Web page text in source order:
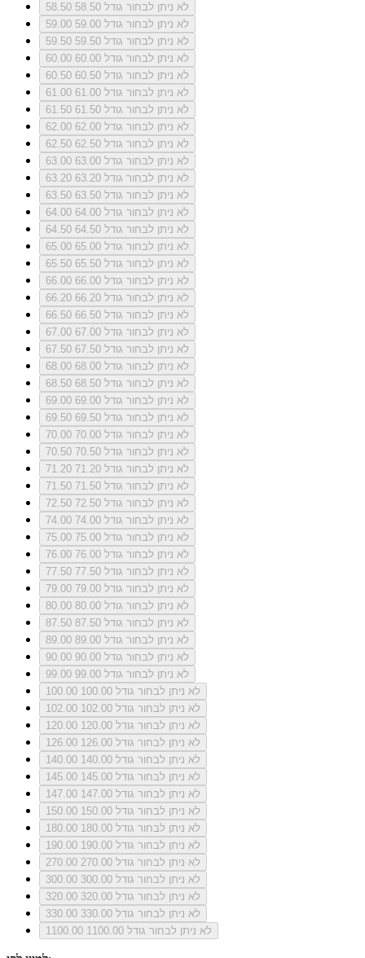
58.50
לא ניתן לבחור גודל 58.50
59.00
לא ניתן לבחור גודל 59.00
59.50
לא ניתן לבחור גודל 59.50
60.00
לא ניתן לבחור גודל 60.00
60.50
לא ניתן לבחור גודל 60.50
61.00
לא ניתן לבחור גודל 61.00
61.50
לא ניתן לבחור גודל 61.50
62.00
לא ניתן לבחור גודל 62.00
62.50
לא ניתן לבחור גודל 62.50
63.00
לא ניתן לבחור גודל 63.00
63.20
לא ניתן לבחור גודל 63.20
63.50
לא ניתן לבחור גודל 63.50
64.00
לא ניתן לבחור גודל 64.00
64.50
לא ניתן לבחור גודל 64.50
65.00
לא ניתן לבחור גודל 65.00
65.50
לא ניתן לבחור גודל 65.50
66.00
לא ניתן לבחור גודל 66.00
66.20
לא ניתן לבחור גודל 66.20
66.50
לא ניתן לבחור גודל 66.50
67.00
לא ניתן לבחור גודל 67.00
67.50
לא ניתן לבחור גודל 67.50
68.00
לא ניתן לבחור גודל 68.00
68.50
לא ניתן לבחור גודל 68.50
69.00
לא ניתן לבחור גודל 69.00
69.50
לא ניתן לבחור גודל 69.50
70.00
לא ניתן לבחור גודל 70.00
70.50
לא ניתן לבחור גודל 70.50
71.20
לא ניתן לבחור גודל 71.20
71.50
לא ניתן לבחור גודל 71.50
72.50
לא ניתן לבחור גודל 72.50
74.00
לא ניתן לבחור גודל 74.00
75.00
לא ניתן לבחור גודל 75.00
76.00
לא ניתן לבחור גודל 76.00
77.50
לא ניתן לבחור גודל 77.50
79.00
לא ניתן לבחור גודל 79.00
80.00
לא ניתן לבחור גודל 80.00
87.50
לא ניתן לבחור גודל 87.50
89.00
לא ניתן לבחור גודל 89.00
90.00
לא ניתן לבחור גודל 90.00
99.00
לא ניתן לבחור גודל 99.00
100.00
לא ניתן לבחור גודל 100.00
102.00
לא ניתן לבחור גודל 102.00
120.00
לא ניתן לבחור גודל 120.00
126.00
לא ניתן לבחור גודל 126.00
140.00
לא ניתן לבחור גודל 140.00
145.00
לא ניתן לבחור גודל 145.00
147.00
לא ניתן לבחור גודל 147.00
150.00
לא ניתן לבחור גודל 150.00
180.00
לא ניתן לבחור גודל 180.00
190.00
לא ניתן לבחור גודל 190.00
270.00
לא ניתן לבחור גודל 270.00
300.00
לא ניתן לבחור גודל 300.00
320.00
לא ניתן לבחור גודל 320.00
330.00
לא ניתן לבחור גודל 330.00
1100.00
לא ניתן לבחור גודל 1100.00